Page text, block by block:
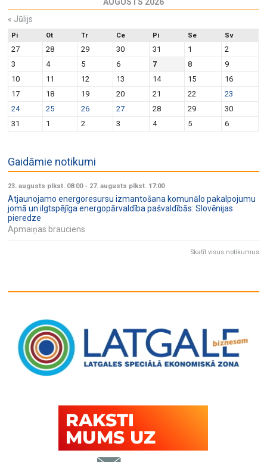
« Jūlijs
Pi Ot Tr Ce Pi Se Sv
27 28 29 30 31 1
2
3
4 5 6 7 8
9
10
11 12 13 14 15
16
17
18 19 20 21 22
23
24
25 26 27 28 29
30
31
1 2 3 4 5 6
Gaidāmie notikumi
23. augusts plkst. 08:00- 27. augusts plkst. 17:00
Atjaunojamo energoresursu izmantošana komunālo pakalpojumu
jomā un ilgtspējīga energopārvaldība pašvaldībās: Slovēnijas
pieredze
Apmaiņas brauciens
Skatīt visus notikumus